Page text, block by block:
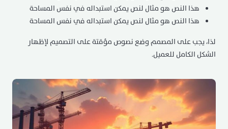
هذا النص هو مثال لنص يمكن استبداله في نفس المساحة
هذا النص هو مثال لنص يمكن استبداله في نفس المساحة
لذا، يجب على المصمم وضع نصوص مؤقتة على التصميم لإظهار
الشكل الكامل للعميل.